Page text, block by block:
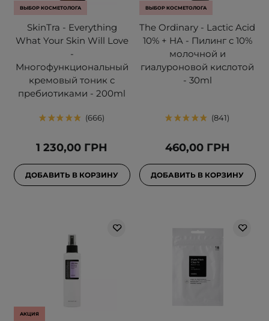
ВЫБОР КОСМЕТОЛОГА
SkinTra - Everything
What Your Skin Will Love
-
Многофункциональный
кремовый тоник с
пребиотиками - 200ml
666
1 230,00 ГРН
ДОБАВИТЬ В КОРЗИНУ
ВЫБОР КОСМЕТОЛОГА
The Ordinary - Lactic Acid
10% + HA - Пилинг с 10%
молочной и
гиалуроновой кислотой
- 30ml
841
460,00 ГРН
ДОБАВИТЬ В КОРЗИНУ
АКЦИЯ